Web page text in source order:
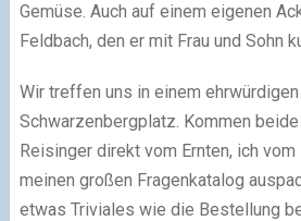
Gemüse. Auch auf einem eigenen
Feldbach, den er mit Frau und Sohn
Wir treffen uns in einem
Schwarzenbergplatz. Kommen
Reisinger direkt vom Ernten, ich vom
meinen großen Fragenkatalog
etwas Triviales wie die Bestellung